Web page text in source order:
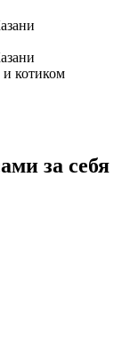
котиком
за себя